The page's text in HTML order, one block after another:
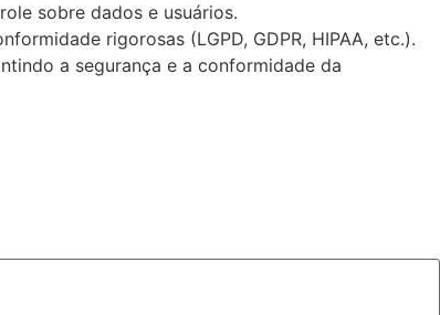
sobre dados e usuários.
rigorosas (LGPD, GDPR, HIPAA, etc.).
a segurança e a conformidade da